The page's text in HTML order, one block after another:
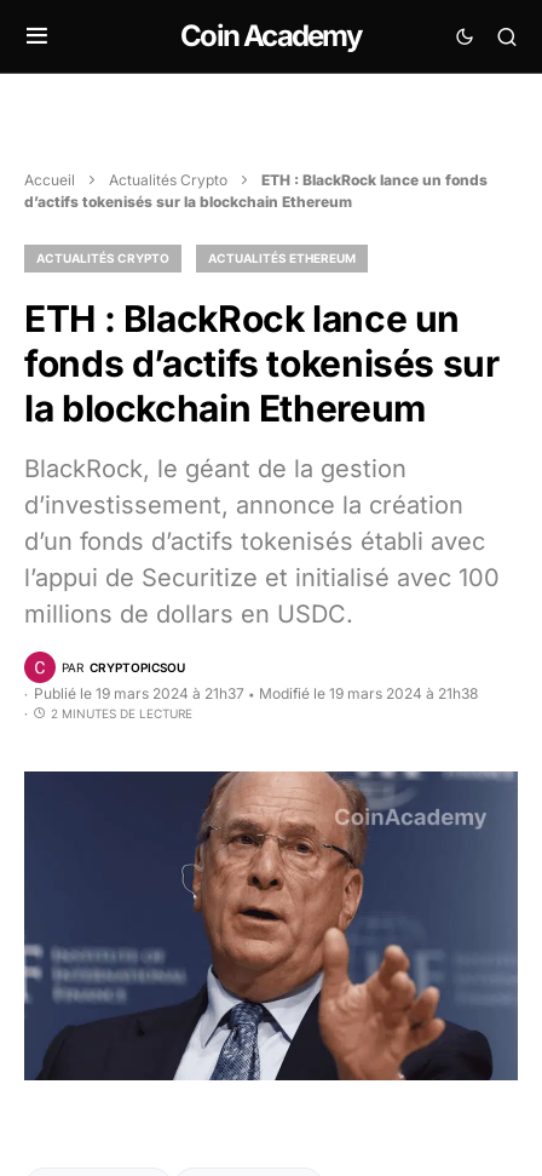
Coin Academy
Accueil Actualités Crypto
ETH : BlackRock lance un fonds
d’actifs tokenisés sur la blockchain Ethereum
ACTUALITÉS CRYPTO ACTUALITÉS ETHEREUM
ETH : BlackRock lance un
fonds d’actifs tokenisés sur
la blockchain Ethereum
BlackRock, le géant de la gestion
d’investissement, annonce la création
d’un fonds d’actifs tokenisés établi avec
l’appui de Securitize et initialisé avec 100
millions de dollars en USDC.
PAR CRYPTOPICSOU
Publié le 19 mars 2024 à 21h37 • Modifié le 19 mars 2024 à 21h38
2 MINUTES DE LECTURE